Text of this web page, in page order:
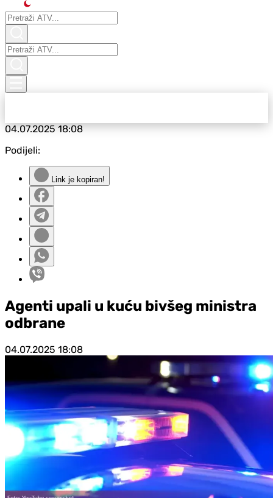
04.07.202518:08
Podijeli:
Link je kopiran!
Agenti upali u kuću bivšeg ministra
odbrane
04.07.2025 18:08